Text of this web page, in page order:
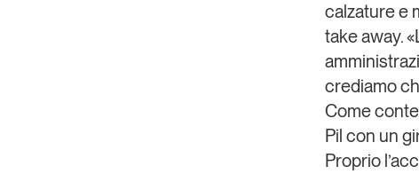
calzature e
take away.
crediamo
Come
Pil con un
Proprio